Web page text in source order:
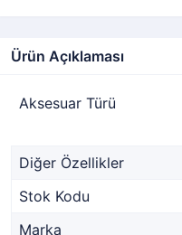
Ürün Açıklaması
Aksesuar Türü
Diğer Özellikler
Stok Kodu
Marka